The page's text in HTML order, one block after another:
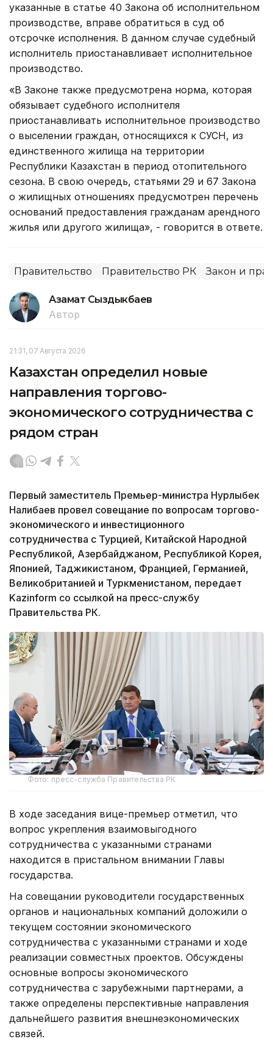
указанные в статье 40 Закона об исполнительном
производстве, вправе обратиться в суд об
отсрочке исполнения. В данном случае судебный
исполнитель приостанавливает исполнительное
производство.
«В Законе также предусмотрена норма, которая
обязывает судебного исполнителя
приостанавливать исполнительное производство
о выселении граждан, относящихся к СУСН, из
единственного жилища на территории
Республики Казахстан в период отопительного
сезона. В свою очередь, статьями 29 и 67 Закона
о жилищных отношениях предусмотрен перечень
оснований предоставления гражданам арендного
жилья или другого жилища», - говорится в ответе.
Правительство Правительство РК Закон и
Азамат Сыздыкбаев
Автор
21:31, 07 Августа 2026
Казахстан определил новые
направления торгово-
экономического сотрудничества с
рядом стран
Первый заместитель Премьер-министра Нурлыбек
Налибаев провел совещание по вопросам торгово-
экономического и инвестиционного
сотрудничества с Турцией, Китайской Народной
Республикой, Азербайджаном, Республикой Корея,
Японией, Таджикистаном, Францией, Германией,
Великобританией и Туркменистаном, передает
Kazinform со ссылкой на пресс-службу
Правительства РК.
Фото: пресс-служба Правительства РК
В ходе заседания вице-премьер отметил, что
вопрос укрепления взаимовыгодного
сотрудничества с указанными странами
находится в пристальном внимании Главы
государства.
На совещании руководители государственных
органов и национальных компаний доложили о
текущем состоянии экономического
сотрудничества с указанными странами и ходе
реализации совместных проектов. Обсуждены
основные вопросы экономического
сотрудничества с зарубежными партнерами, а
также определены перспективные направления
дальнейшего развития внешнеэкономических
связей.